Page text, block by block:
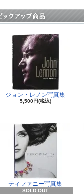
ジョン・レノン写真集
5,500円(税込)
ティファニー写真集
SOLD OUT